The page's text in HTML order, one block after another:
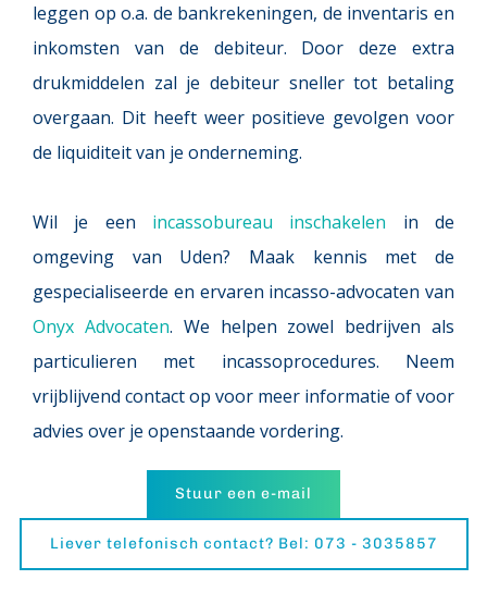
leggen op o.a. de bankrekeningen, de inventaris en
inkomsten van de debiteur. Door deze extra
drukmiddelen zal je debiteur sneller tot betaling
overgaan. Dit heeft weer positieve gevolgen voor
de liquiditeit van je onderneming.
Wil je een incassobureau inschakelen in de
omgeving van Uden? Maak kennis met de
Onyx Advocaten. We helpen zowel bedrijven als
particulieren met incassoprocedures. Neem
vrijblijvend contact op voor meer informatie of voor
advies over je openstaande vordering.
Stuur een e-mail
Liever telefonisch contact? Bel: 073 - 3035857